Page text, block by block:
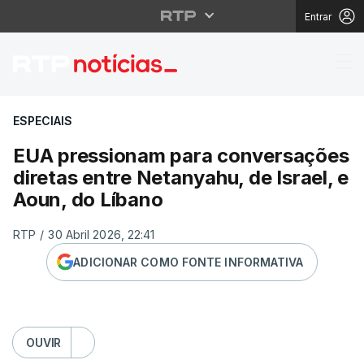
Entrar
EUA pressionam
ESPECIAIS
EUA pressionam para conversações
diretas entre Netanyahu, de Israel, e
Aoun, do Líbano
RTP / 30 Abril 2026, 22:41
ADICIONAR COMO FONTE INFORMATIVA
OUVIR